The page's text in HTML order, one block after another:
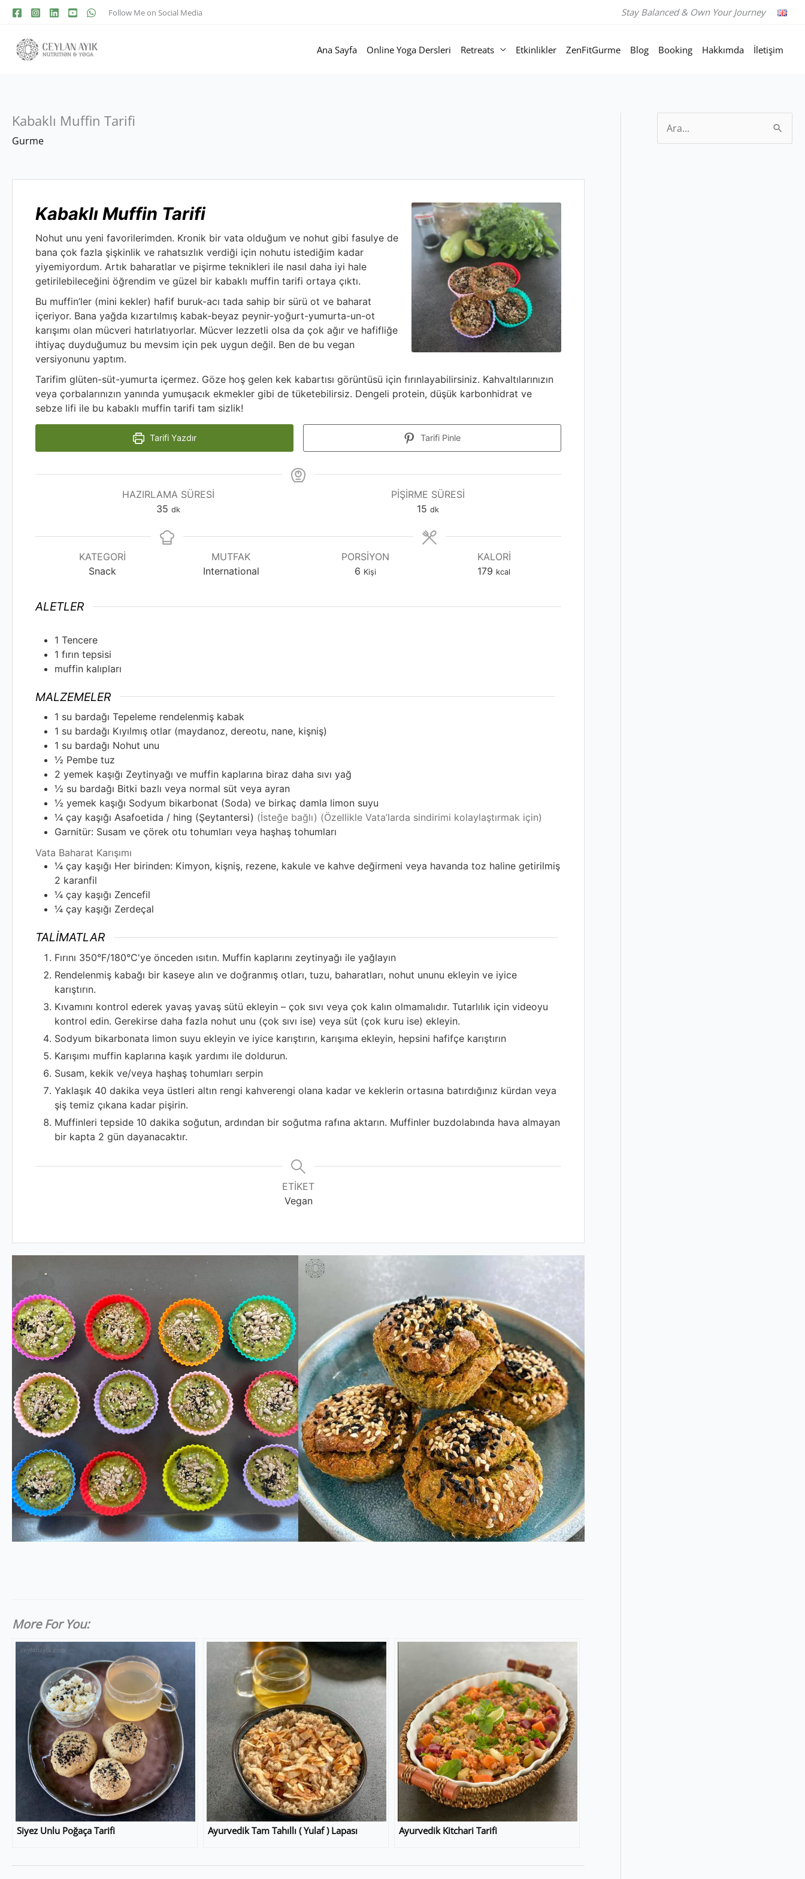
Follow Me on Social Media Stay Balanced & Own Your Journey
Ana Sayfa Online Yoga Dersleri Retreats Etkinlikler ZenFitGurme Blog Booking Hakkımda İletişim
Kabaklı Muffin Tarifi
Gurme
Kabaklı Muffin Tarifi
Nohut unu yeni favorilerimden. Kronik bir vata olduğum ve nohut gibi fasulye de
bana çok fazla şişkinlik ve rahatsızlık verdiği için nohutu istediğim kadar
yiyemiyordum. Artık baharatlar ve pişirme teknikleri ile nasıl daha iyi hale
getirilebileceğini öğrendim ve güzel bir kabaklı muffin tarifi ortaya çıktı.
Bu muffin’ler (mini kekler) hafif buruk-acı tada sahip bir sürü ot ve baharat
içeriyor. Bana yağda kızartılmış kabak-beyaz peynir-yoğurt-yumurta-un-ot
karışımı olan mücveri hatırlatıyorlar. Mücver lezzetli olsa da çok ağır ve hafifliğe
ihtiyaç duyduğumuz bu mevsim için pek uygun değil. Ben de bu vegan
versiyonunu yaptım.
Tarifim glüten-süt-yumurta içermez. Göze hoş gelen kek kabartısı görüntüsü için fırınlayabilirsiniz. Kahvaltılarınızın
veya çorbalarınızın yanında yumuşacık ekmekler gibi de tüketebilirsiz. Dengeli protein, düşük karbonhidrat ve
sebze lifi ile bu kabaklı muffin tarifi tam sizlik!
Tarifi Yazdır Tarifi Pinle
HAZIRLAMA SÜRESI
35 dk
PIŞIRME SÜRESI
15 dk
KATEGORI
Snack
MUTFAK
International
PORSIYON
6 Kişi
KALORI
179 kcal
ALETLER
1 Tencere
1 fırın tepsisi
muffin kalıpları
MALZEMELER
1 su bardağı Tepeleme rendelenmiş kabak
1 su bardağı Kıyılmış otlar (maydanoz, dereotu, nane, kişniş)
1 su bardağı Nohut unu
½ Pembe tuz
2 yemek kaşığı Zeytinyağı ve muffin kaplarına biraz daha sıvı yağ
½ su bardağı Bitki bazlı veya normal süt veya ayran
½ yemek kaşığı Sodyum bikarbonat (Soda) ve birkaç damla limon suyu
¼ çay kaşığıAsafoetida / hing (Şeytantersi) (İsteğe bağlı) (Özellikle Vata’larda sindirimi kolaylaştırmak için)
Garnitür: Susam ve çörek otu tohumları veya haşhaş tohumları
Vata Baharat Karışımı
¼ çay kaşığı Her birinden: Kimyon, kişniş, rezene, kakule ve kahve değirmeni veya havanda toz haline getirilmiş
2 karanfil
¼ çay kaşığı Zencefil
¼ çay kaşığı Zerdeçal
TALIMATLAR
Fırını 350°F/180°C'ye önceden ısıtın. Muffin kaplarını zeytinyağı ile yağlayın
Rendelenmiş kabağı bir kaseye alın ve doğranmış otları, tuzu, baharatları, nohut ununu ekleyin ve iyice
karıştırın.
Kıvamını kontrol ederek yavaş yavaş sütü ekleyin – çok sıvı veya çok kalın olmamalıdır. Tutarlılık için videoyu
kontrol edin. Gerekirse daha fazla nohut unu (çok sıvı ise) veya süt (çok kuru ise) ekleyin.
Sodyum bikarbonata limon suyu ekleyin ve iyice karıştırın, karışıma ekleyin, hepsini hafifçe karıştırın
Karışımı muffin kaplarına kaşık yardımı ile doldurun.
Susam, kekik ve/veya haşhaş tohumları serpin
Yaklaşık 40 dakika veya üstleri altın rengi kahverengi olana kadar ve keklerin ortasına batırdığınız kürdan veya
şiş temiz çıkana kadar pişirin.
Muffinleri tepside 10 dakika soğutun, ardından bir soğutma rafına aktarın. Muffinler buzdolabında hava almayan
bir kapta 2 gün dayanacaktır.
ETIKET
Vegan
More For You:
Siyez Unlu Poğaça Tarifi Ayurvedik Tam Tahıllı ( Yulaf ) Lapası Ayurvedik Kitchari Tarifi